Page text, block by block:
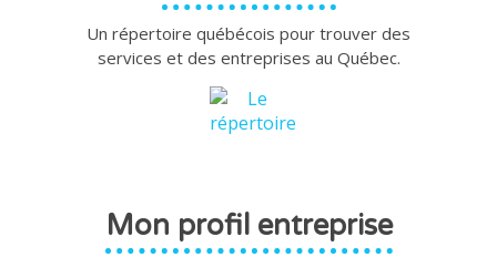
Un répertoire québécois pour trouver des
services et des entreprises au Québec.
Mon profil entreprise